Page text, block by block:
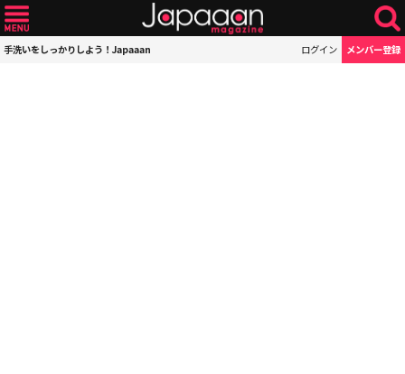
手洗いをしっかりしよう！Japaaan ログイン メンバー登録